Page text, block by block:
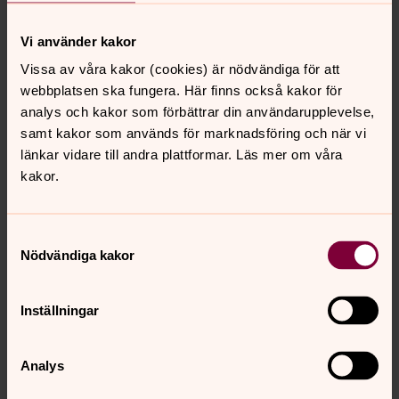
Vi använder kakor
Vissa av våra kakor (cookies) är nödvändiga för att
webbplatsen ska fungera. Här finns också kakor för
analys och kakor som förbättrar din användarupplevelse,
samt kakor som används för marknadsföring och när vi
länkar vidare till andra plattformar. Läs mer om våra
kakor.
Nödvändiga kakor
Inställningar
Analys
förtroendevalda ansvarar för att demokratin
ansvarslinjen.
Var med och påverka
Svenska kyrkan är en öppen folkkyrka. Det innebär att
du som medlem kan vara med och demokratiskt
påverka vilka kyrkopolitiska värderingar som ska prägla